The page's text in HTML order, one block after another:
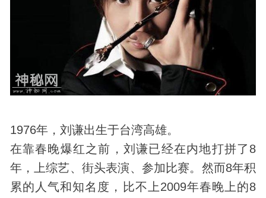
1976年，刘谦出生于台湾高雄。
在靠春晚爆红之前，刘谦已经在内地打拼了8
年，上综艺、街头表演、参加比赛。然而8年积
累的人气和知名度，比不上2009年春晚上的8